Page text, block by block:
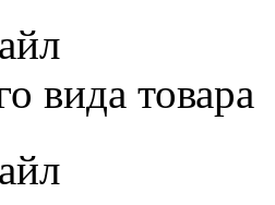
вида товара